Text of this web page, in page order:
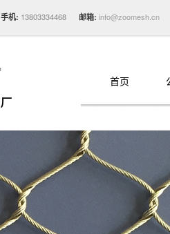
手机: 13803334468 邮箱: info@zoomesh.cn
首页